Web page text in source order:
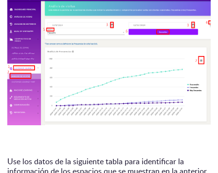
Use los datos de la siguiente tabla para identificar la